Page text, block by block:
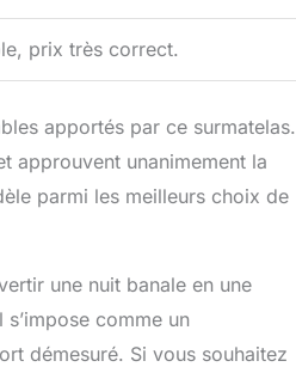
prix très correct.
apportés par ce surmatelas.
approuvent unanimement la
parmi les meilleurs choix de
une nuit banale en une
comme un
démesuré. Si vous souhaitez